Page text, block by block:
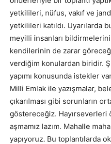
yetkilileri, nüfus, vakıf ve
yetkilileri katıldı. Uyarılarda
meyilli insanları
kendilerinin de zarar
verdiğim konulardan biridir.
yapımı konusunda istekler
Milli Emlak ile yazışmalar,
çıkarılması gibi sorunların
göstereceğiz. Hayırseverleri
aşmamız lazım. Mahalle
yapıyoruz. Bu toplantılarda